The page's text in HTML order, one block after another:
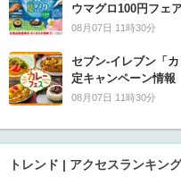
ウマグロ100円フェ
08月07日 11時30分
セブン‐イレブン「
定キャンペーン情報
08月07日 11時30分
トレンド | アクセスランキング